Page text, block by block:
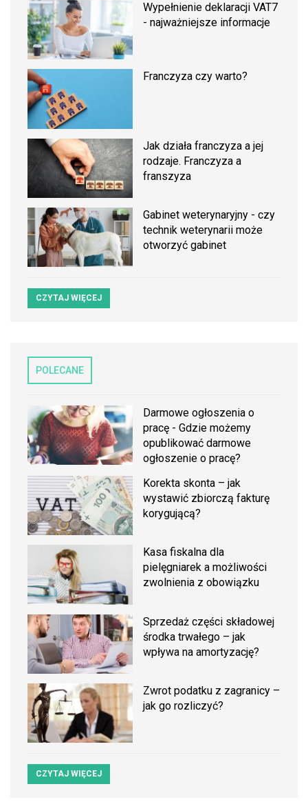
Wypełnienie deklaracji VAT7
- najważniejsze informacje
Franczyza czy warto?
Jak działa franczyza a jej
rodzaje. Franczyza a
franszyza
Gabinet weterynaryjny - czy
technik weterynarii może
otworzyć gabinet
CZYTAJ WIĘCEJ
POLECANE
Darmowe ogłoszenia o
pracę - Gdzie możemy
opublikować darmowe
ogłoszenie o pracę?
Korekta skonta – jak
wystawić zbiorczą fakturę
korygującą?
Kasa fiskalna dla
pielęgniarek a możliwości
zwolnienia z obowiązku
Sprzedaż części składowej
środka trwałego – jak
wpływa na amortyzację?
Zwrot podatku z zagranicy –
jak go rozliczyć?
CZYTAJ WIĘCEJ